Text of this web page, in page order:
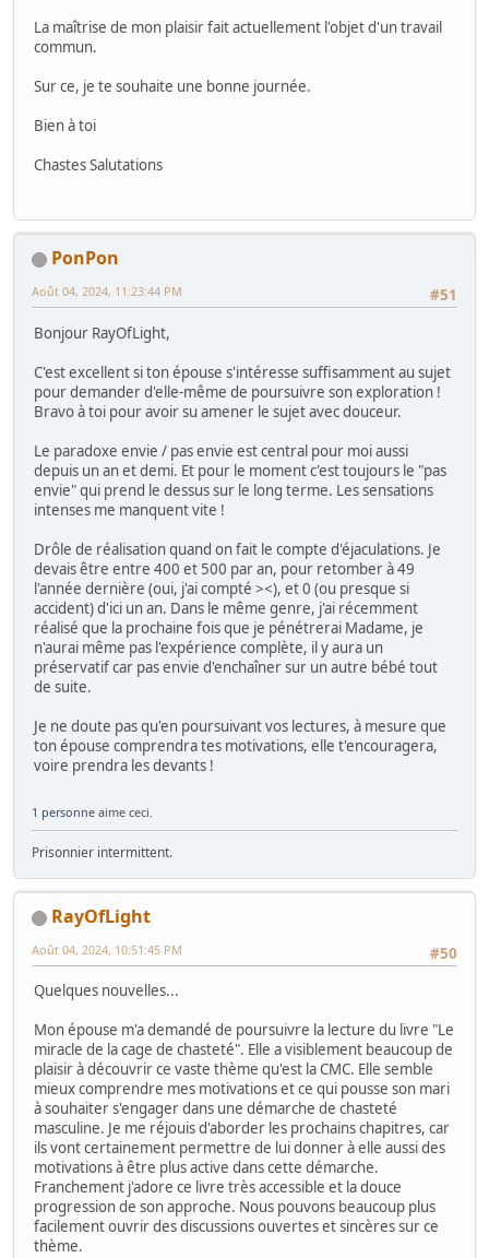
La maîtrise de mon plaisir fait actuellement l'objet d'un travail
commun.
Sur ce, je te souhaite une bonne journée.
Bien à toi
Chastes Salutations
PonPon
#51
Août 04, 2024, 11:23:44 PM
Bonjour RayOfLight,
C'est excellent si ton épouse s'intéresse suffisamment au sujet
pour demander d'elle-même de poursuivre son exploration !
Bravo à toi pour avoir su amener le sujet avec douceur.
Le paradoxe envie / pas envie est central pour moi aussi
depuis un an et demi. Et pour le moment c'est toujours le "pas
envie" qui prend le dessus sur le long terme. Les sensations
intenses me manquent vite !
Drôle de réalisation quand on fait le compte d'éjaculations. Je
devais être entre 400 et 500 par an, pour retomber à 49
l'année dernière (oui, j'ai compté ><), et 0 (ou presque si
accident) d'ici un an. Dans le même genre, j'ai récemment
réalisé que la prochaine fois que je pénétrerai Madame, je
n'aurai même pas l'expérience complète, il y aura un
préservatif car pas envie d'enchaîner sur un autre bébé tout
de suite.
Je ne doute pas qu'en poursuivant vos lectures, à mesure que
ton épouse comprendra tes motivations, elle t'encouragera,
voire prendra les devants !
1 personne aime ceci.
Prisonnier intermittent.
RayOfLight
#50
Août 04, 2024, 10:51:45 PM
Quelques nouvelles...
Mon épouse m'a demandé de poursuivre la lecture du livre "Le
miracle de la cage de chasteté". Elle a visiblement beaucoup de
plaisir à découvrir ce vaste thème qu'est la CMC. Elle semble
mieux comprendre mes motivations et ce qui pousse son mari
à souhaiter s'engager dans une démarche de chasteté
masculine. Je me réjouis d'aborder les prochains chapitres, car
ils vont certainement permettre de lui donner à elle aussi des
motivations à être plus active dans cette démarche.
Franchement j'adore ce livre très accessible et la douce
progression de son approche. Nous pouvons beaucoup plus
facilement ouvrir des discussions ouvertes et sincères sur ce
thème.